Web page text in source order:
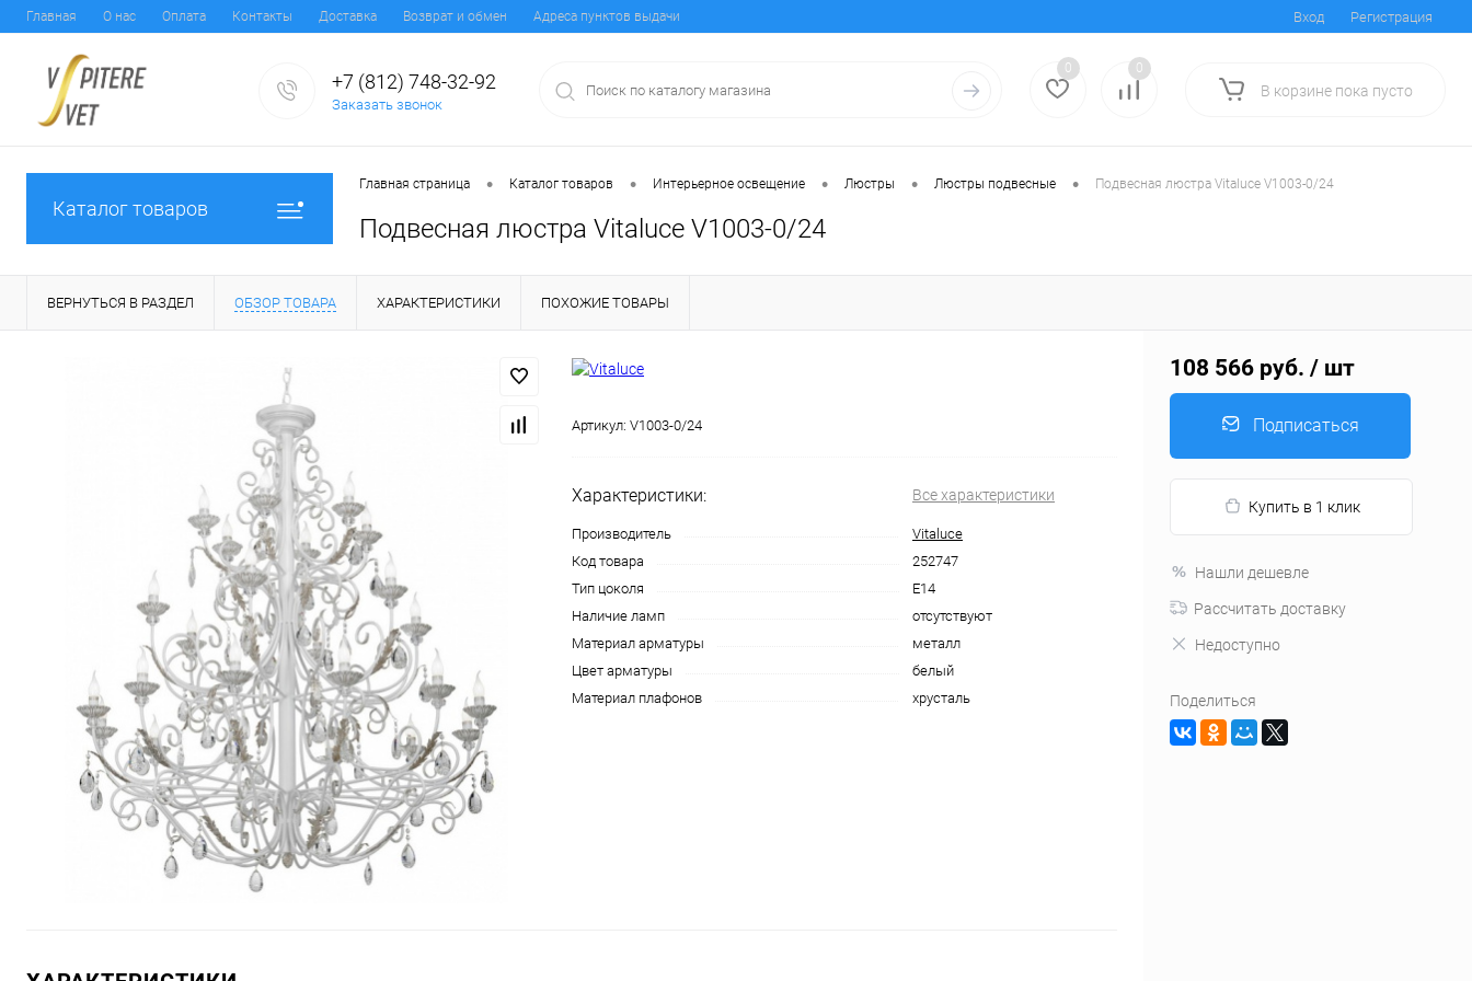
Главная О нас Оплата Контакты Доставка Возврат и обмен Адреса пунктов выдачи Вход Регистрация
+7 (812) 748-32-92
Заказать звонок
0 0
В корзине пока пусто
Каталог товаров
Главная страница • Каталог товаров • Интерьерное освещение • Люстры • Люстры подвесные • Подвесная люстра Vitaluce V1003-0/24
Подвесная люстра Vitaluce V1003-0/24
ВЕРНУТЬСЯ В РАЗДЕЛ ОБЗОР ТОВАРА ХАРАКТЕРИСТИКИ ПОХОЖИЕ ТОВАРЫ
Артикул: V1003-0/24
Характеристики: Все характеристики
Производитель
Vitaluce
Код товара
252747
Тип цоколя
E14
Наличие ламп
отсутствуют
Материал арматуры
металл
Цвет арматуры
белый
Материал плафонов
хрусталь
108 566 руб. / шт
Подписаться
Купить в 1 клик
Нашли дешевле
Рассчитать доставку
Недоступно
Поделиться